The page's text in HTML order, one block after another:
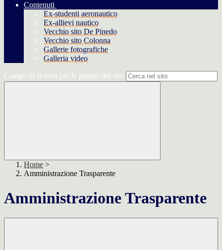
Contenuti
Ex-studenti aeronautico
Ex-allievi nautico
Vecchio sito De Pinedo
Vecchio sito Colonna
Gallerie fotografiche
Galleria video
Campo di ricerca per le pagine del sito
Home >
Amministrazione Trasparente
Amministrazione Trasparente